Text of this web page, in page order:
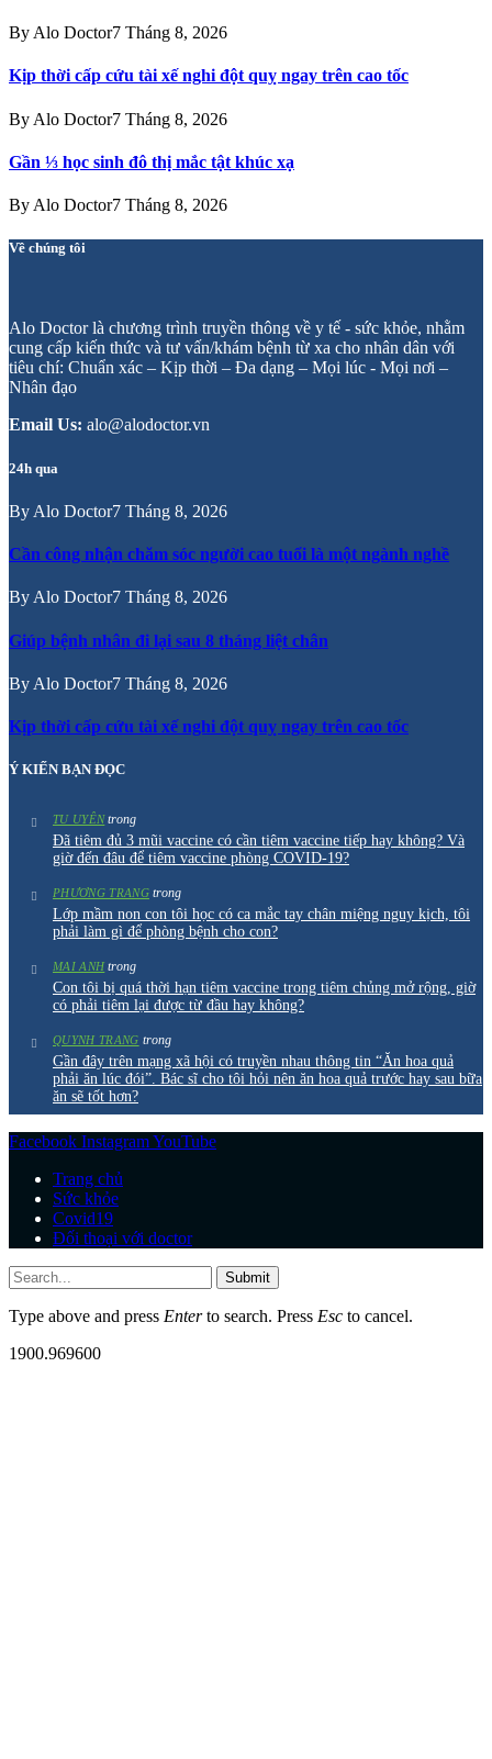
By Alo Doctor7 Tháng 8, 2026
Kịp thời cấp cứu tài xế nghi đột quỵ ngay trên cao tốc
By Alo Doctor7 Tháng 8, 2026
Gần ⅓ học sinh đô thị mắc tật khúc xạ
By Alo Doctor7 Tháng 8, 2026
Về chúng tôi
Alo Doctor là chương trình truyền thông về y tế - sức khỏe, nhằm
cung cấp kiến thức và tư vấn/khám bệnh từ xa cho nhân dân với
tiêu chí: Chuẩn xác – Kịp thời – Đa dạng – Mọi lúc - Mọi nơi –
Nhân đạo
Email Us: alo@alodoctor.vn
24h qua
By Alo Doctor7 Tháng 8, 2026
Cần công nhận chăm sóc người cao tuổi là một ngành nghề
By Alo Doctor7 Tháng 8, 2026
Giúp bệnh nhân đi lại sau 8 tháng liệt chân
By Alo Doctor7 Tháng 8, 2026
Kịp thời cấp cứu tài xế nghi đột quỵ ngay trên cao tốc
Ý KIẾN BẠN ĐỌC
TU UYÊNtrong
Đã tiêm đủ 3 mũi vaccine có cần tiêm vaccine tiếp hay không? Và
giờ đến đâu để tiêm vaccine phòng COVID-19?
PHƯƠNG TRANGtrong
Lớp mầm non con tôi học có ca mắc tay chân miệng nguy kịch, tôi
phải làm gì để phòng bệnh cho con?
MAI ANH trong
Con tôi bị quá thời hạn tiêm vaccine trong tiêm chủng mở rộng, giờ
có phải tiêm lại được từ đầu hay không?
QUYNH TRANG trong
Gần đây trên mạng xã hội có truyền nhau thông tin “Ăn hoa quả
phải ăn lúc đói”. Bác sĩ cho tôi hỏi nên ăn hoa quả trước hay sau bữa
ăn sẽ tốt hơn?
Facebook InstagramYouTube
Trang chủ
Sức khỏe
Covid19
Đối thoại với doctor
Submit
Type above and press Enterto search. Press Esc to cancel.
1900.969600